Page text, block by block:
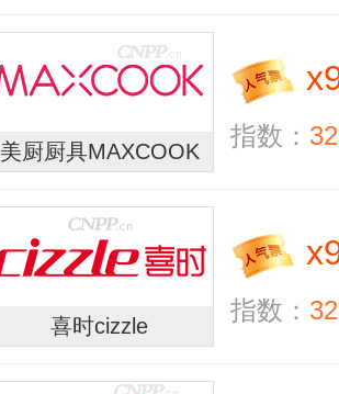
美厨厨具MAXCOOK
x
指数：
喜时cizzle
x
指数：